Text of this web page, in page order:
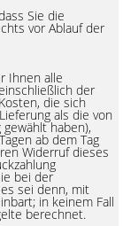
Sie die
vor Ablauf der
Ihnen alle
der
die sich
als die von
haben),
ab dem Tag
Widerruf dieses
bei der
sei denn, mit
in keinem Fall
berechnet.